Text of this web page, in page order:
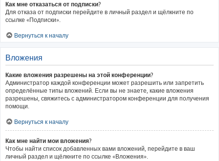
Как мне отказаться от подписки?
Для отказа от подписки перейдите в личный раздел и щёлкните по
ссылке «Подписки».
Вернуться к началу
Вложения
Какие вложения разрешены на этой конференции?
Администратор каждой конференции может разрешить или запретить
определённые типы вложений. Если вы не знаете, какие вложения
разрешены, свяжитесь с администратором конференции для получения
помощи.
Вернуться к началу
Как мне найти мои вложения?
Чтобы найти список добавленных вами вложений, перейдите в ваш
личный раздел и щёлкните по ссылке «Вложения».